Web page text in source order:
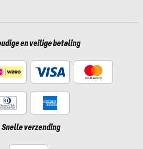
en veilige betaling
Snelle verzending